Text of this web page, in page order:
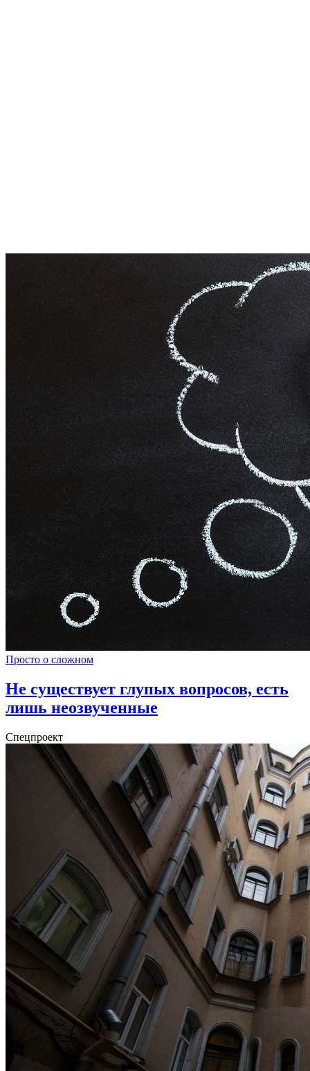
Просто о сложном
Не существует глупых вопросов, есть
лишь неозвученные
Спецпроект